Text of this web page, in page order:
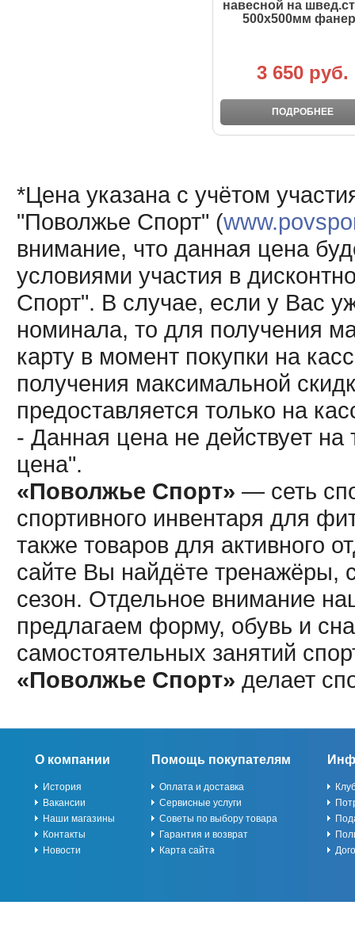
навесной на
500х500мм
3 650 руб.
ПОДРОБНЕЕ
*Цена указана с учётом
"Поволжье Спорт" (
внимание, что данная цена
условиями участия в
Спорт". В случае, если у Вас
номинала, то для получения
карту в момент покупки на
получения максимальной
предоставляется только на
- Данная цена не действует
цена".
«Поволжье Спорт» — сеть
спортивного инвентаря для
также товаров для активного
сайте Вы найдёте тренажёры,
сезон. Отдельное внимание
предлагаем форму, обувь и
самостоятельных занятий
«Поволжье Спорт» делает
О компании
История
Вакансии
Наши магазины
Контакты
Новости
Помощь покупателям
Оплата и доставка
Сервисные услуги
Советы по выбору товара
Гарантия и возврат
Карта сайта